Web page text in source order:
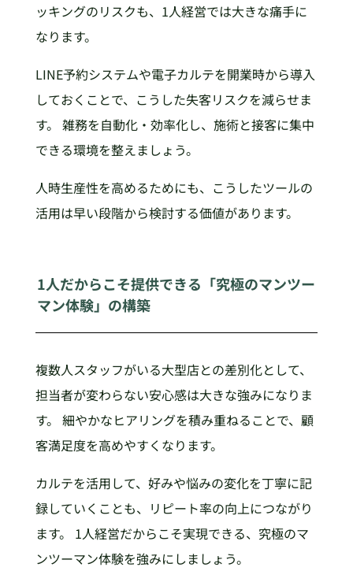
ッキングのリスクも、1人経営では大きな痛手に
なります。
LINE予約システムや電子カルテを開業時から導入
しておくことで、こうした失客リスクを減らせま
す。 雑務を自動化・効率化し、施術と接客に集中
できる環境を整えましょう。
人時生産性を高めるためにも、こうしたツールの
活用は早い段階から検討する価値があります。
1人だからこそ提供できる「究極のマンツー
マン体験」の構築
複数人スタッフがいる大型店との差別化として、
担当者が変わらない安心感は大きな強みになりま
す。 細やかなヒアリングを積み重ねることで、顧
客満足度を高めやすくなります。
カルテを活用して、好みや悩みの変化を丁寧に記
録していくことも、リピート率の向上につながり
ます。 1人経営だからこそ実現できる、究極のマ
ンツーマン体験を強みにしましょう。